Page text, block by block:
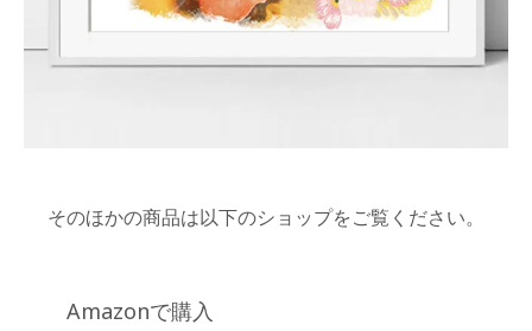
そのほかの商品は以下のショップをご覧ください。
Amazonで購入